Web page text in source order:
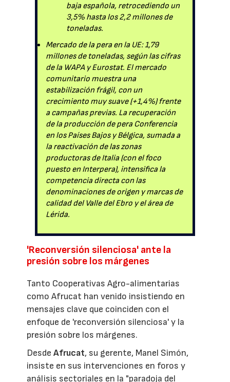
baja española, retrocediendo un
3,5% hasta los 2,2 millones de
toneladas.
Mercado de la pera en la UE: 1,79
millones de toneladas, según las cifras
de la WAPA y Eurostat. El mercado
comunitario muestra una
estabilización frágil, con un
crecimiento muy suave (+1,4%) frente
a campañas previas. La recuperación
de la producción de pera Conferencia
en los Países Bajos y Bélgica, sumada a
la reactivación de las zonas
productoras de Italia (con el foco
puesto en Interpera), intensifica la
competencia directa con las
denominaciones de origen y marcas de
calidad del Valle del Ebro y el área de
Lérida.
'Reconversión silenciosa' ante la
presión sobre los márgenes
Tanto Cooperativas Agro-alimentarias
como Afrucat han venido insistiendo en
mensajes clave que coinciden con el
enfoque de 'reconversión silenciosa' y la
presión sobre los márgenes.
DesdeAfrucat, su gerente, Manel Simón,
insiste en sus intervenciones en foros y
análisis sectoriales en la "paradoja del